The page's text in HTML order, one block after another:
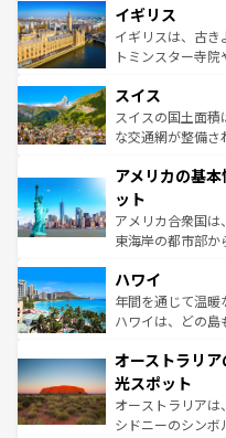
香り高いラベンダ
らに、パリ以外
も豊かな歴史と文
を参照してほしい
顔を持つこの国は
ルリンの文化的活
してライン川沿
は、お酒好きな人には
ドイツ情報はコン
イギリス
イギリスは、古き
トミンスター寺
リアごとに異なる
ティー、ビール
戦など、本場だか
ンツ一覧を参照し
スイス
スイスの国土面
な交通網が整備さ
の建物がそのまま
博物館もあり、ア
ことができる。国
者向けの交通パス
着のスイス情報は
アメリカの基
ット
アメリカ合衆国は
東海岸の都市部か
のような巨大都市
ンメントが詰まっ
西部には大自然
部のニューオーリ
文化が魅力。旅行
しみながら、その
るだろう。車での
ハワイ
年間を通じて温暖
ハワイは、どの島
ワイ島は見逃せな
島だが、静かな自
おすすめ。エメラ
文化や歴史が息づ
オーストラリ
光スポット
オーストラリアは
シドニーのシンボ